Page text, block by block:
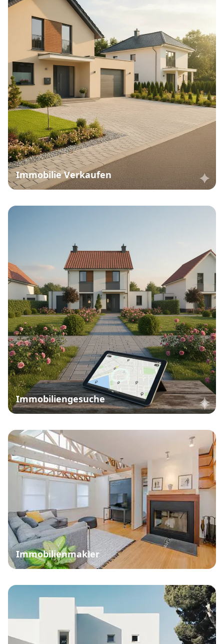
Immobilie Verkaufen
Immobiliengesuche
Immobilienmakler